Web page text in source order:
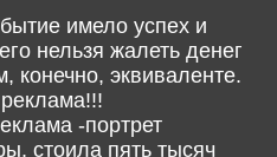
имело успех и
нельзя жалеть денег
конечно, эквиваленте.
-портрет
стоила пять тысяч